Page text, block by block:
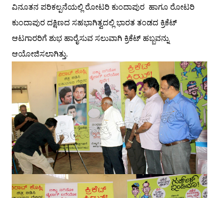
ವಿನೂತನ ಪರಿಕಲ್ಪನೆಯಲ್ಲಿ ರೋಟರಿ ಕುಂದಾಪುರ ಹಾಗೂ ರೋಟರಿ
ಕುಂದಾಪುರ ದಕ್ಷಿಣದ ಸಹಭಾಗಿತ್ವದಲ್ಲಿ ಭಾರತ ತಂಡದ ಕ್ರಿಕೆಟ್
ಆಟಗಾರರಿಗೆ ಶುಭ ಹಾರೈಸುವ ಸಲುವಾಗಿ ಕ್ರಿಕೆಟ್ ಹಬ್ಬವನ್ನು
ಆಯೋಜಿಸಲಾಗಿತ್ತು.